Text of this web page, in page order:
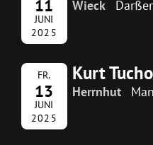
11
JUNI
2025
Wieck
FR.
13
JUNI
2025
Kurt
Herrnhut